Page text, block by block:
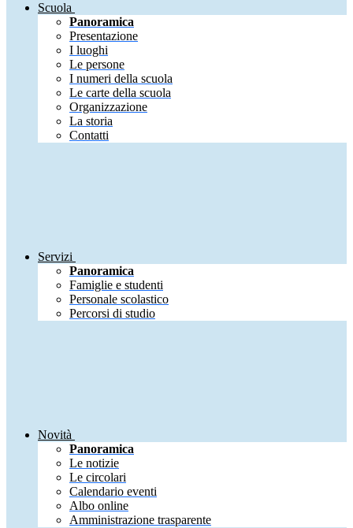
Scuola
Panoramica
Presentazione
I luoghi
Le persone
I numeri della scuola
Le carte della scuola
Organizzazione
La storia
Contatti
Servizi
Panoramica
Famiglie e studenti
Personale scolastico
Percorsi di studio
Novità
Panoramica
Le notizie
Le circolari
Calendario eventi
Albo online
Amministrazione trasparente